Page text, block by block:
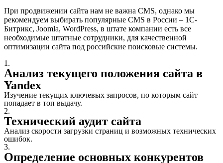
При продвижении сайта нам не важна CMS, однако мы
рекомендуем выбирать популярные CMS в России – 1С-
Битрикс, Joomla, WordPress, в штате компании есть все
необходимые штатные сотрудники, для качественной
оптимизации сайта под российские поисковые системы.
1.
Анализ текущего положения сайта в
Yandex
Изучение текущих ключевых запросов, по которым сайт
попадает в топ выдачу.
2.
Технический аудит сайта
Анализ скорости загрузки страниц и возможных технических
ошибок.
3.
Определение основных конкурентов